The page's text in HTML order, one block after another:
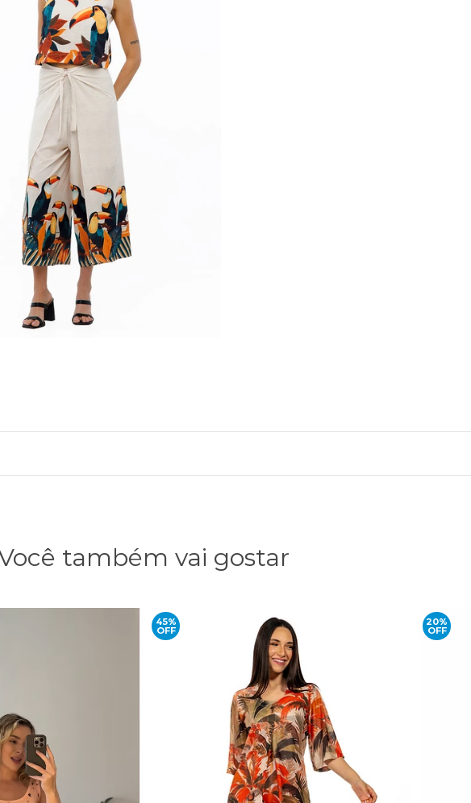
também vai gostar
45%
OFF
20%
OFF